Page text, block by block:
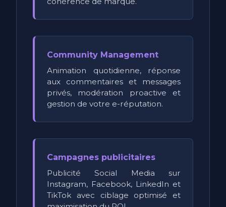
Community Management
Animation quotidienne, réponse
aux commentaires et messages
privés, modération proactive et
gestion de votre e-réputation.
Campagnes publicitaires
Publicité Social Media sur
Instagram, Facebook, LinkedIn et
TikTok avec ciblage optimisé et